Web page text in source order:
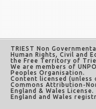
TRIEST Non
Human Rights, Civil and
the Free Territory of
We are members of
Peoples Organisation.
Content licensed
Commons Attribution-
England & Wales License.
England and Wales